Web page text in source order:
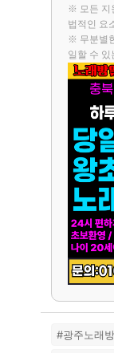
※ 모든 지
법적인 요
※ 무분별
일할 수 있
#광주노래